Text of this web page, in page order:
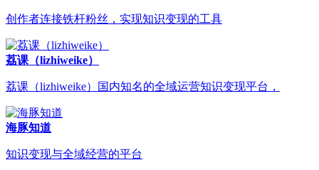
创作者连接铁杆粉丝，实现知识变现的工具
荔课（lizhiweike）
荔课（lizhiweike）国内知名的全域运营知识变现平台，
海豚知道
知识变现与全域经营的平台